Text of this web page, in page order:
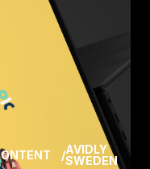
/AVIDLY
SWEDEN